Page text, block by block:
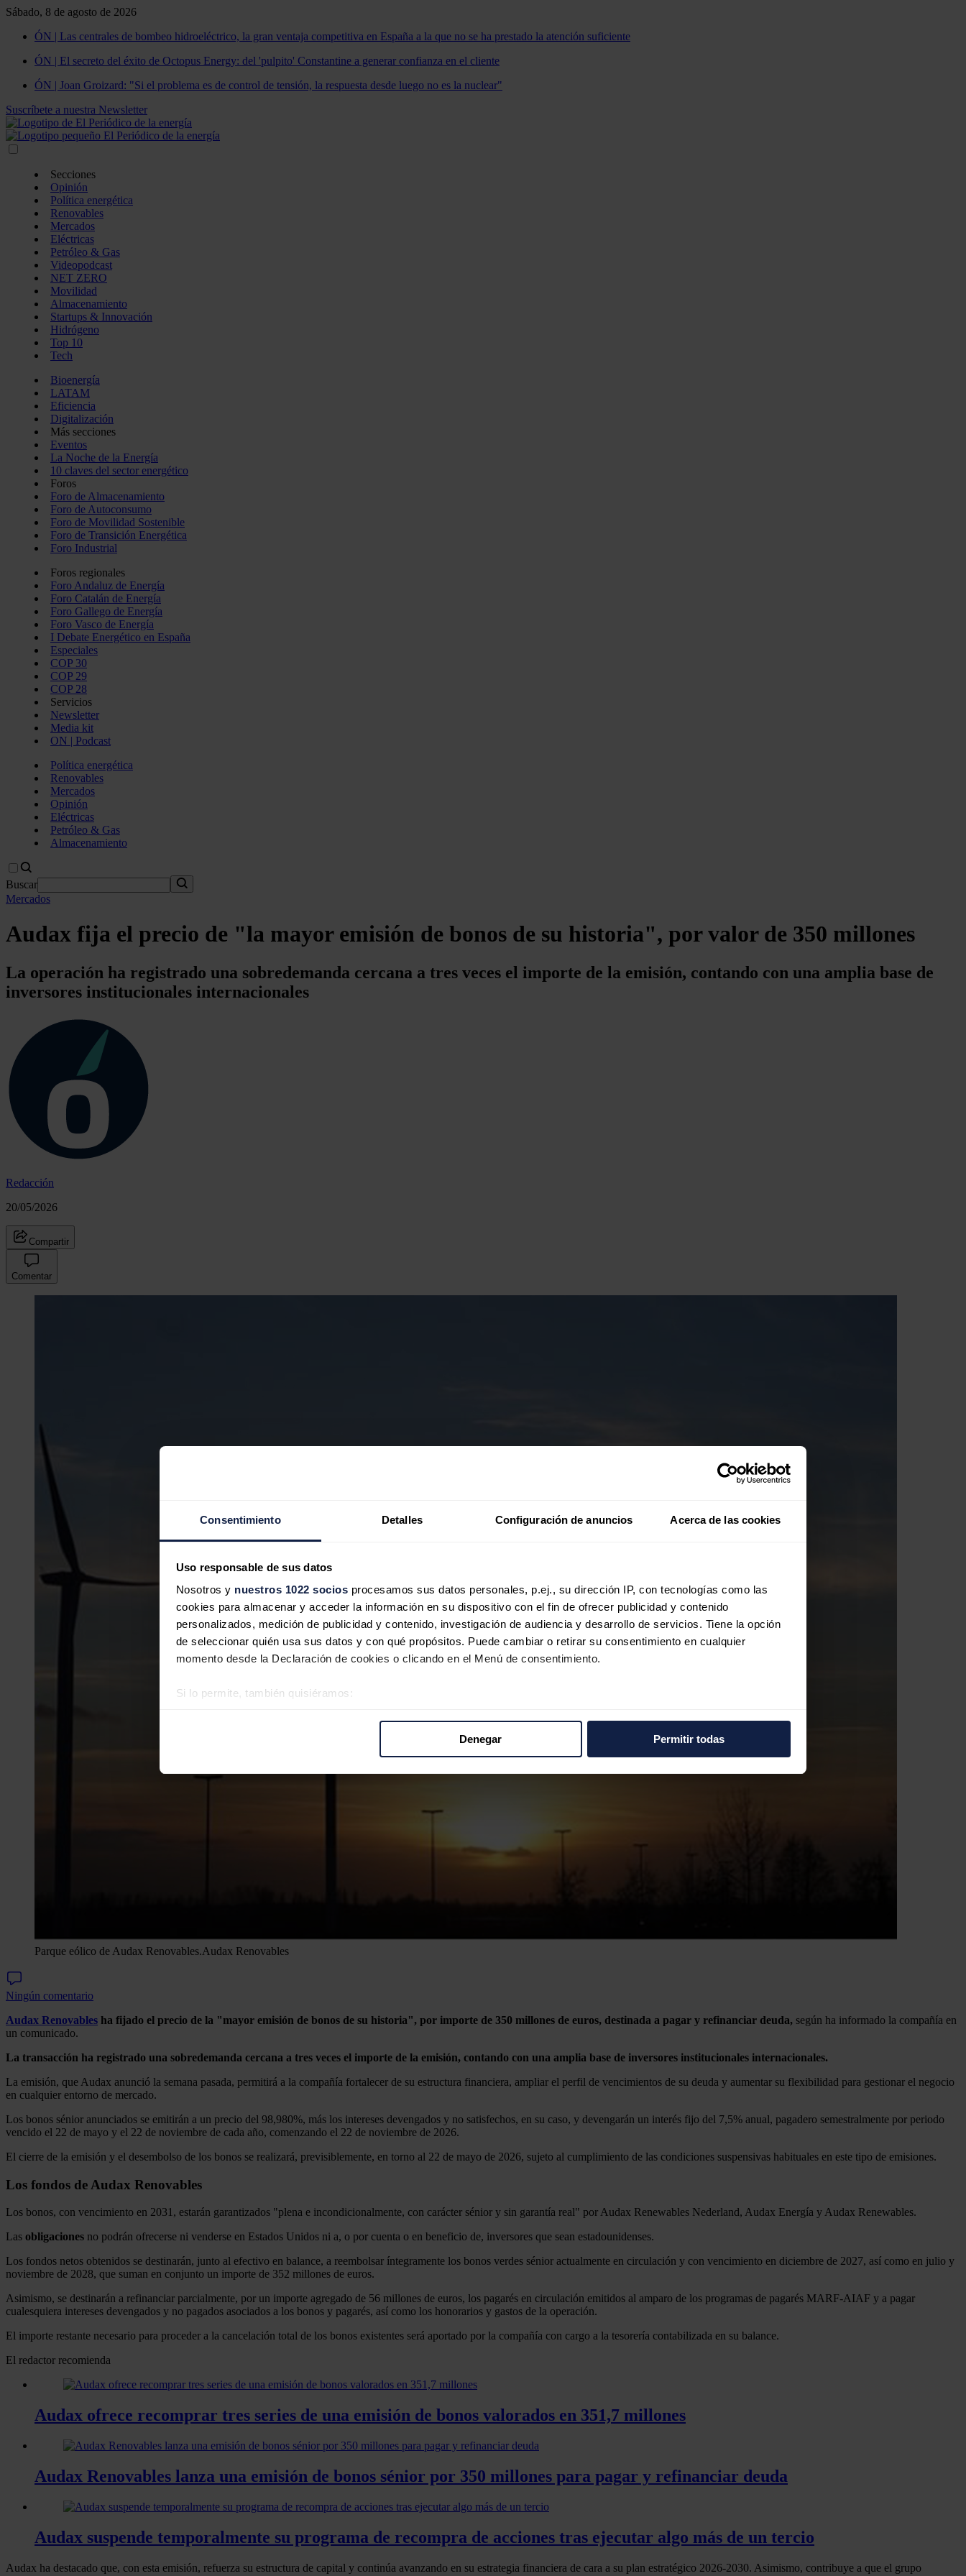
Consentimiento Detalles Configuración de anuncios Acerca de las cookies
Uso responsable de sus datos
Nosotros y nuestros 1022 socios procesamos sus datos personales, p.ej., su dirección IP, con tecnologías como las
cookies para almacenar y acceder la información en su dispositivo con el fin de ofrecer publicidad y contenido
personalizados, medición de publicidad y contenido, investigación de audiencia y desarrollo de servicios. Tiene la opción
de seleccionar quién usa sus datos y con qué propósitos. Puede cambiar o retirar su consentimiento en cualquier
momento desde la Declaración de cookies o clicando en el Menú de consentimiento.
Si lo permite, también quisiéramos:
que hayan recopilado a partir del uso que haya hecho de sus servicios.
Denegar Permitir todas
Sábado, 8 de agosto de 2026
ÓN | Las centrales de bombeo hidroeléctrico, la gran ventaja competitiva en España a la que no se ha prestado la atención suficiente
ÓN | El secreto del éxito de Octopus Energy: del 'pulpito' Constantine a generar confianza en el cliente
ÓN | Joan Groizard: "Si el problema es de control de tensión, la respuesta desde luego no es la nuclear"
Suscríbete a nuestra Newsletter
Secciones
Opinión
Política energética
Renovables
Mercados
Eléctricas
Petróleo & Gas
Videopodcast
NET ZERO
Movilidad
Almacenamiento
Startups & Innovación
Hidrógeno
Top 10
Tech
Bioenergía
LATAM
Eficiencia
Digitalización
Más secciones
Eventos
La Noche de la Energía
10 claves del sector energético
Foros
Foro de Almacenamiento
Foro de Autoconsumo
Foro de Movilidad Sostenible
Foro de Transición Energética
Foro Industrial
Foros regionales
Foro Andaluz de Energía
Foro Catalán de Energía
Foro Gallego de Energía
Foro Vasco de Energía
I Debate Energético en España
Especiales
COP 30
COP 29
COP 28
Servicios
Newsletter
Media kit
ON | Podcast
Política energética
Renovables
Mercados
Opinión
Eléctricas
Petróleo & Gas
Almacenamiento
Buscar
Mercados
Audax fija el precio de "la mayor emisión de bonos de su historia", por valor de 350 millones
La operación ha registrado una sobredemanda cercana a tres veces el importe de la emisión, contando con una amplia base de
inversores institucionales internacionales
Redacción
20/05/2026
Compartir
Comentar
Parque eólico de Audax Renovables.Audax Renovables
Ningún comentario
Audax Renovables ha fijado el precio de la "mayor emisión de bonos de su historia", por importe de 350 millones de euros, destinada a pagar y refinanciar deuda, según ha informado la compañía en
un comunicado.
La transacción ha registrado una sobredemanda cercana a tres veces el importe de la emisión, contando con una amplia base de inversores institucionales internacionales.
La emisión, que Audax anunció la semana pasada, permitirá a la compañía fortalecer de su estructura financiera, ampliar el perfil de vencimientos de su deuda y aumentar su flexibilidad para gestionar el negocio
en cualquier entorno de mercado.
Los bonos sénior anunciados se emitirán a un precio del 98,980%, más los intereses devengados y no satisfechos, en su caso, y devengarán un interés fijo del 7,5% anual, pagadero semestralmente por periodo
vencido el 22 de mayo y el 22 de noviembre de cada año, comenzando el 22 de noviembre de 2026.
El cierre de la emisión y el desembolso de los bonos se realizará, previsiblemente, en torno al 22 de mayo de 2026, sujeto al cumplimiento de las condiciones suspensivas habituales en este tipo de emisiones.
Los fondos de Audax Renovables
Los bonos, con vencimiento en 2031, estarán garantizados "plena e incondicionalmente, con carácter sénior y sin garantía real" por Audax Renewables Nederland, Audax Energía y Audax Renewables.
Las obligaciones no podrán ofrecerse ni venderse en Estados Unidos ni a, o por cuenta o en beneficio de, inversores que sean estadounidenses.
Los fondos netos obtenidos se destinarán, junto al efectivo en balance, a reembolsar íntegramente los bonos verdes sénior actualmente en circulación y con vencimiento en diciembre de 2027, así como en julio y
noviembre de 2028, que suman en conjunto un importe de 352 millones de euros.
Asimismo, se destinarán a refinanciar parcialmente, por un importe agregado de 56 millones de euros, los pagarés en circulación emitidos al amparo de los programas de pagarés MARF-AIAF y a pagar
cualesquiera intereses devengados y no pagados asociados a los bonos y pagarés, así como los honorarios y gastos de la operación.
El importe restante necesario para proceder a la cancelación total de los bonos existentes será aportado por la compañía con cargo a la tesorería contabilizada en su balance.
El redactor recomienda
Audax ofrece recomprar tres series de una emisión de bonos valorados en 351,7 millones
Audax Renovables lanza una emisión de bonos sénior por 350 millones para pagar y refinanciar deuda
Audax suspende temporalmente su programa de recompra de acciones tras ejecutar algo más de un tercio
Audax ha destacado que, con esta emisión, refuerza su estructura de capital y continúa avanzando en su estrategia financiera de cara a su plan estratégico 2026-2030. Asimismo, contribuye a que el grupo